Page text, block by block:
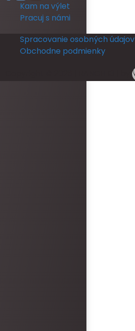
Kam na výlet
Pracuj s námi
Spracovanie osobných údajov
Obchodne podmienky
Copyright © 2026 | RANCH 13 | by